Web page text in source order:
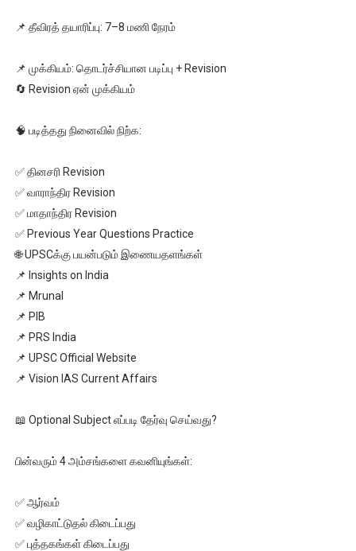
📌 தீவிரத் தயாரிப்பு: 7–8 மணி நேரம்
📌 முக்கியம்: தொடர்ச்சியான படிப்பு + Revision
🔄 Revision ஏன் முக்கியம்
🧠 படித்தது நினைவில் நிற்க:
✅ தினசரி Revision
✅ வாராந்திர Revision
✅ மாதாந்திர Revision
✅ Previous Year Questions Practice
🌐 UPSCக்கு பயன்படும் இணையதளங்கள்
📌 Insights on India
📌 Mrunal
📌 PIB
📌 PRS India
📌 UPSC Official Website
📌 Vision IAS Current Affairs
📖 Optional Subject எப்படி தேர்வு செய்வது?
பின்வரும் 4 அம்சங்களை கவனியுங்கள்:
✅ ஆர்வம்
✅ வழிகாட்டுதல் கிடைப்பது
✅ புத்தகங்கள் கிடைப்பது